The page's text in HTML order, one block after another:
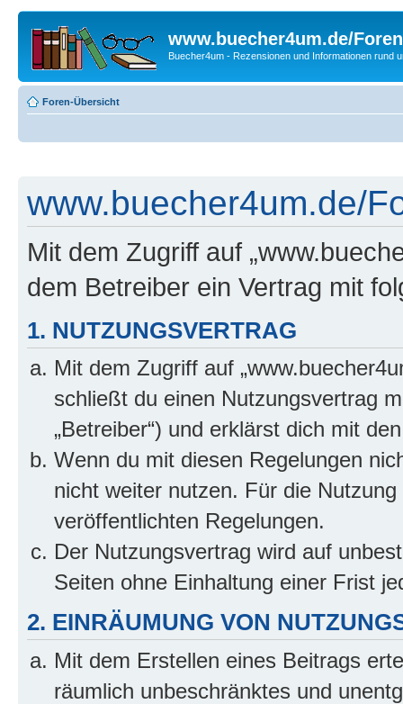
www.buecher4um.de/Foren
Buecher4um - Rezensionen und Informationen rund
Foren-Übersicht
www.buecher4um.de/
Mit dem Zugriff auf
dem Betreiber ein Vertrag mit
1. NUTZUNGSVERTRAG
Mit dem Zugriff auf
schließt du einen Nutzungsvertrag
„Betreiber“) und erklärst dich mit
Wenn du mit diesen Regelungen
nicht weiter nutzen. Für die
veröffentlichten Regelungen.
Der Nutzungsvertrag wird auf
Seiten ohne Einhaltung einer Frist
2. EINRÄUMUNG VON
Mit dem Erstellen eines Beitrags
räumlich unbeschränktes und